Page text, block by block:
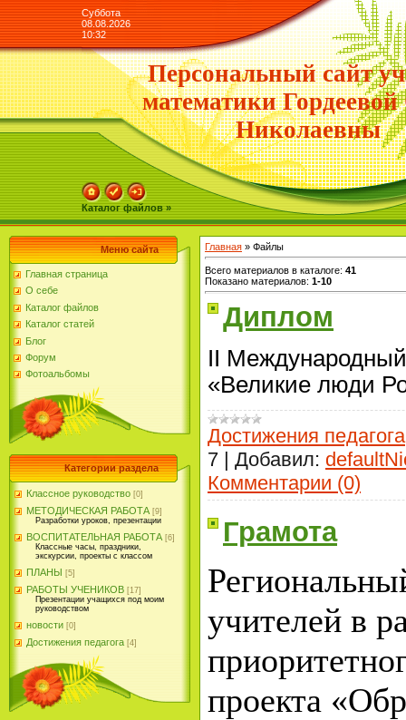
Суббота
08.08.2026
10:32
Персональный сайт
математики
Николаевны
Каталог файлов »
Меню сайта
Главная страница
О себе
Каталог файлов
Каталог статей
Блог
Форум
Фотоальбомы
Категории раздела
Классное руководство [0]
МЕТОДИЧЕСКАЯ РАБОТА [9]
Разработки уроков, презентации
ВОСПИТАТЕЛЬНАЯ РАБОТА [6]
Классные часы, праздники,
экскурсии, проекты с классом
ПЛАНЫ [5]
РАБОТЫ УЧЕНИКОВ [17]
Презентации учащихся под моим
руководством
новости [0]
Достижения педагога [4]
Главная » Файлы
Всего материалов в каталоге: 41
Показано материалов: 1-10
Диплом
II Международный
«Великие люди
Достижения педагога
7 | Добавил:
Комментарии (0)
Грамота
учителей в
проекта